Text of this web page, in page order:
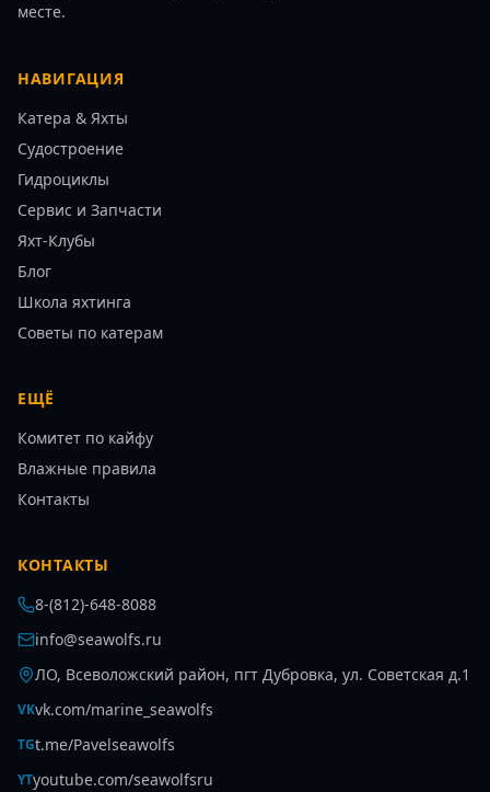
месте.
НАВИГАЦИЯ
Катера & Яхты
Судостроение
Гидроциклы
Сервис и Запчасти
Яхт-Клубы
Блог
Школа яхтинга
Советы по катерам
ЕЩЁ
Комитет по кайфу
Влажные правила
Контакты
КОНТАКТЫ
8-(812)-648-8088
info@seawolfs.ru
ЛО, Всеволожский район, пгт Дубровка, ул. Советская д.1
VKvk.com/marine_seawolfs
TGt.me/Pavelseawolfs
YTyoutube.com/seawolfsru